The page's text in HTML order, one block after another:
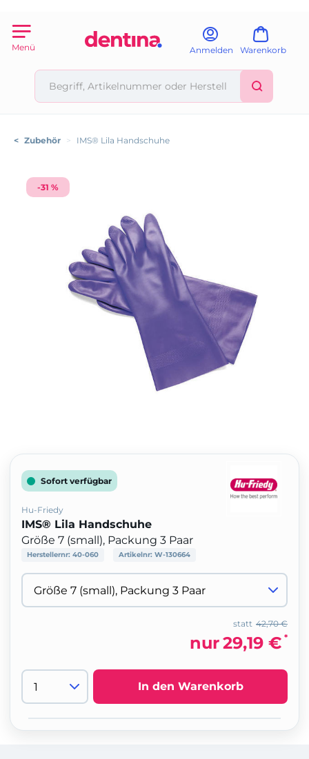
Menü Anmelden Warenkorb
< Zubehör > IMS® Lila Handschuhe
-31 %
Sofort verfügbar
Hu-Friedy
IMS® Lila Handschuhe
Größe 7 (small), Packung 3 Paar
Herstellernr: 40-060 Artikelnr: W-130664
42,70 €
statt
nur29,19 € *
In den Warenkorb